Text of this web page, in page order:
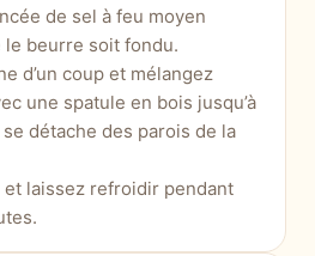
de sel à feu moyen
le beurre soit fondu.
d’un coup et mélangez
une spatule en bois jusqu’à
détache des parois de la
et laissez refroidir pendant